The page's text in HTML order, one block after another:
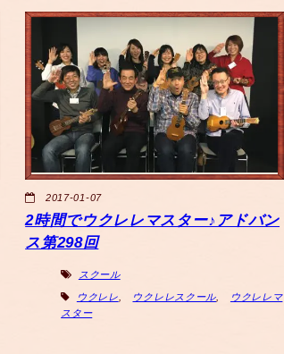
2017-01-07
2時間でウクレレマスター♪アドバン
ス第298回
スクール
ウクレレ ウクレレスクール
ウクレレマ
スター